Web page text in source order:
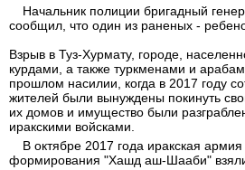
Начальник полиции бригадный
сообщил, что один из раненых -
Взрыв в Туз-Хурмату, городе,
курдами, а также туркменами и
прошлом насилии, когда в 2017 году
жителей были вынуждены покинуть
их домов и имущество были
иракскими войсками.
В октябре 2017 года иракская
формирования "Хашд аш-Шааби"